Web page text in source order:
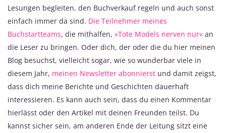
Lesungen begleiten, den Buchverkauf regeln und auch sonst
einfach immer da sind. Die Teilnehmer meines
Buchstartteams, die mithalfen, »Tote Models nerven nur« an
die Leser zu bringen. Oder dich, der oder die du hier meinen
Blog besuchst, vielleicht sogar, wie so wunderbar viele in
diesem Jahr, meinen Newsletter abonnierst und damit zeigst,
dass dich meine Berichte und Geschichten dauerhaft
interessieren. Es kann auch sein, dass du einen Kommentar
hierlässt oder den Artikel mit deinen Freunden teilst. Du
kannst sicher sein, am anderen Ende der Leitung sitzt eine